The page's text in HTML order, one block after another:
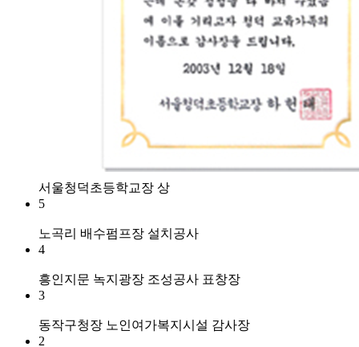
서울청덕초등학교장 상
5
노곡리 배수펌프장 설치공사
4
흥인지문 녹지광장 조성공사 표창장
3
동작구청장 노인여가복지시설 감사장
2